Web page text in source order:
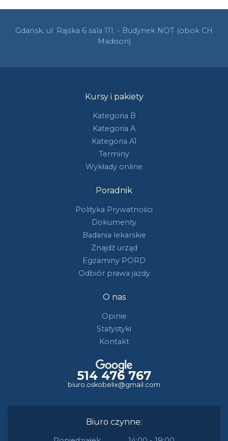
Gdańsk, ul. Rajska 6 sala 111. - Budynek NOT (obok CH
Madison)
Kursy i pakiety
Kategoria B
Kategoria A
Kategoria A1
Terminy
Wykłady online
Poradnik
Polityka Prywatności
Dokumenty
Badania lekarskie
Znajdź urząd
Egzaminy PORD
Odbiór prawa jazdy
O nas
Opinie
Statystyki
Kontakt
514 476 767
biuro.oskobelix@gmail.com
Biuro czynne: